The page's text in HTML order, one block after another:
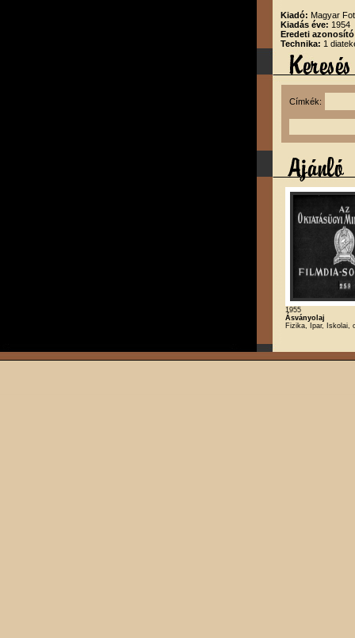
Kiadó: Magyar
Kiadás éve: 1954
Eredeti
Technika: 1
Címkék:
1955
Ásványolaj
Fizika, Ipar, Iskolai,